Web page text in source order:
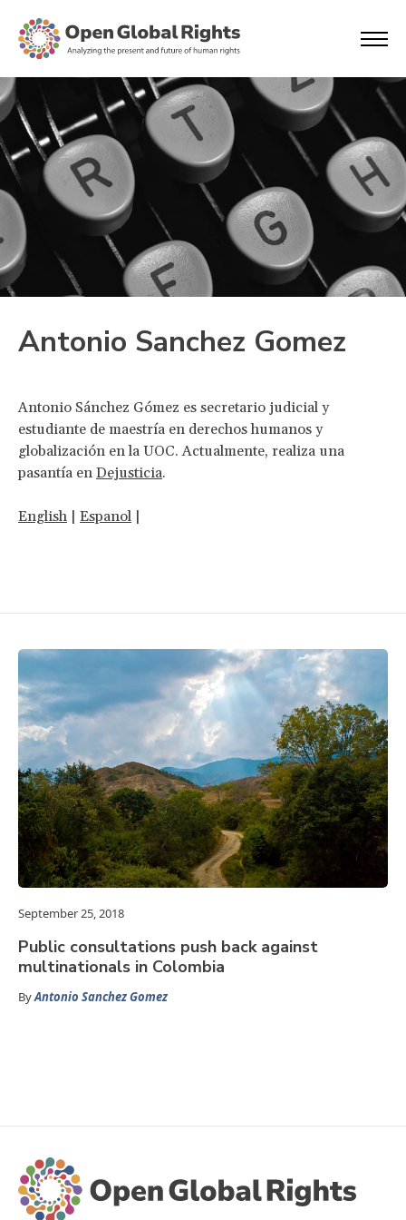
Antonio Sanchez Gomez
Antonio Sánchez Gómez es secretario judicial y
estudiante de maestría en derechos humanos y
globalización en la UOC. Actualmente, realiza una
pasantía en Dejusticia.
English | Espanol |
September 25, 2018
Public consultations push back against
multinationals in Colombia
ByAntonio Sanchez Gomez